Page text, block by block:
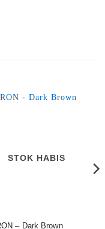
STOK HABIS
– Dark Brown